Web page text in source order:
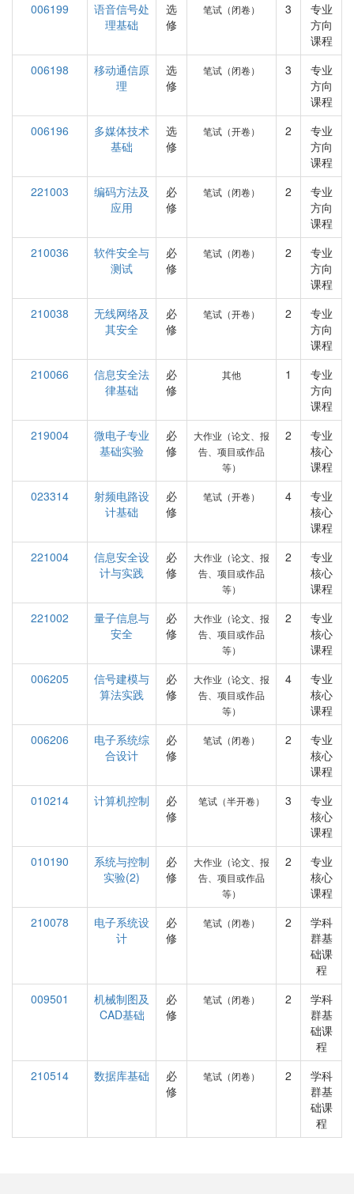
006199
语音信号处
理基础
选
修
笔试（闭卷） 3
专业
方向
课程
006198
移动通信原
理
选
修
笔试（闭卷） 3
专业
方向
课程
006196
多媒体技术
基础
选
修
笔试（开卷） 2
专业
方向
课程
221003
编码方法及
应用
必
修
笔试（闭卷） 2
专业
方向
课程
210036
软件安全与
测试
必
修
笔试（闭卷） 2
专业
方向
课程
210038
无线网络及
其安全
必
修
笔试（开卷） 2
专业
方向
课程
210066
信息安全法
律基础
必
修
其他 1
专业
方向
课程
219004
微电子专业
基础实验
必
修
大作业（论文、报
告、项目或作品
等）
2
专业
核心
课程
023314
射频电路设
计基础
必
修
笔试（开卷） 4
专业
核心
课程
221004
信息安全设
计与实践
必
修
大作业（论文、报
告、项目或作品
等）
2
专业
核心
课程
221002
量子信息与
安全
必
修
大作业（论文、报
告、项目或作品
等）
2
专业
核心
课程
006205
信号建模与
算法实践
必
修
大作业（论文、报
告、项目或作品
等）
4
专业
核心
课程
006206
电子系统综
合设计
必
修
笔试（闭卷） 2
专业
核心
课程
010214
计算机控制
必
修
笔试（半开卷） 3
专业
核心
课程
010190
系统与控制
实验(2)
必
修
大作业（论文、报
告、项目或作品
等）
2
专业
核心
课程
210078
电子系统设
计
必
修
笔试（闭卷） 2
学科
群基
础课
程
009501
机械制图及
CAD基础
必
修
笔试（闭卷） 2
学科
群基
础课
程
210514
数据库基础
必
修
笔试（闭卷） 2
学科
群基
础课
程